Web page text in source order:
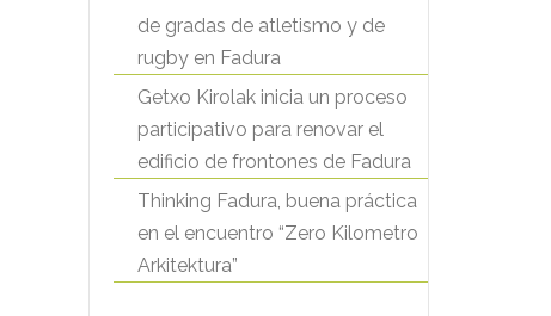
de gradas de atletismo y de
rugby en Fadura
Getxo Kirolak inicia un proceso
participativo para renovar el
edificio de frontones de Fadura
Thinking Fadura, buena práctica
en el encuentro “Zero Kilometro
Arkitektura”